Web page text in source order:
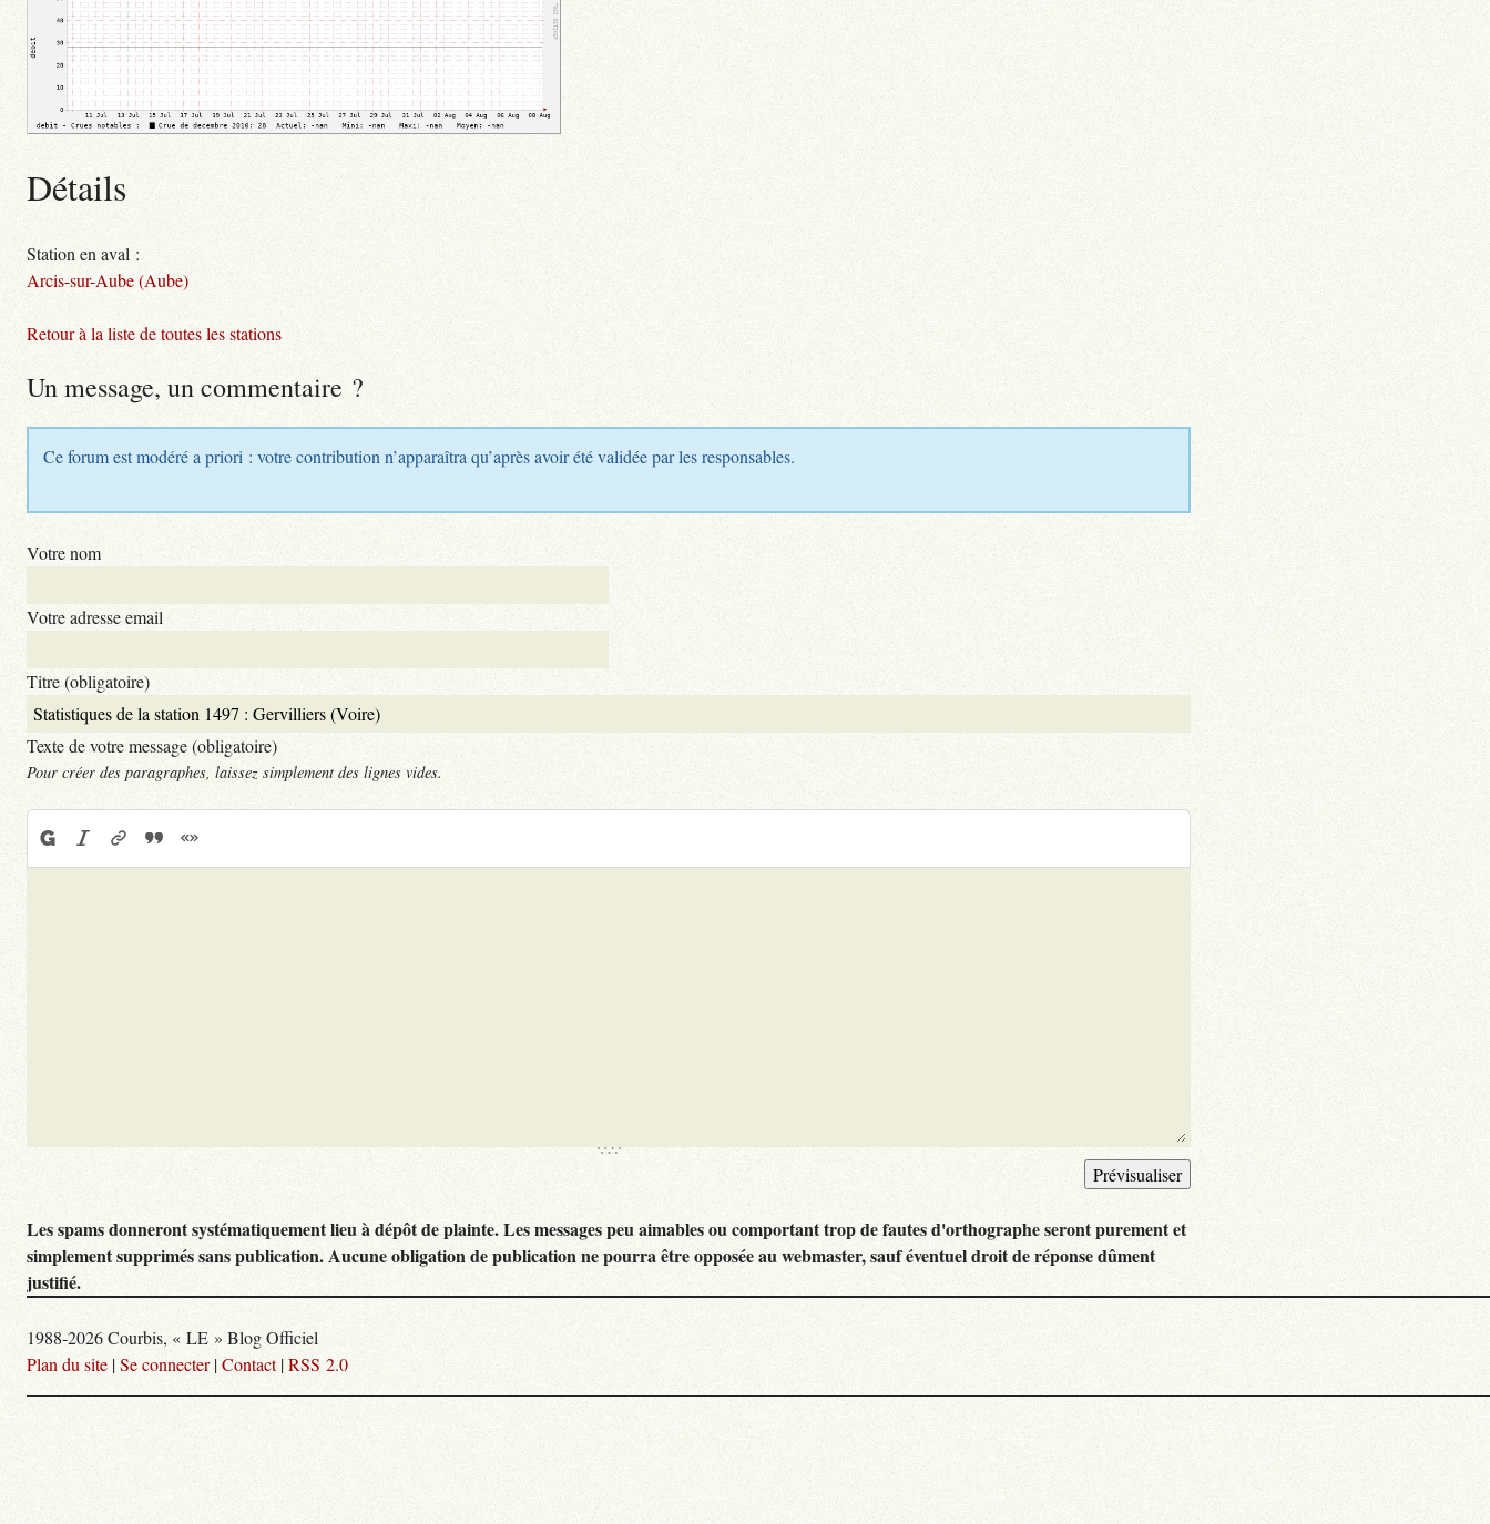
Détails
Station en aval :
Arcis-sur-Aube (Aube)
Retour à la liste de toutes les stations
Un message, un commentaire ?
Ce forum est modéré a priori : votre contribution n’apparaîtra qu’après avoir été validée par les responsables.
Votre nom
Votre adresse email
Titre (obligatoire)
Texte de votre message (obligatoire)
Pour créer des paragraphes, laissez simplement des lignes vides.
Les spams donneront systématiquement lieu à dépôt de plainte. Les messages peu aimables ou comportant trop de fautes d'orthographe seront purement et
simplement supprimés sans publication. Aucune obligation de publication ne pourra être opposée au webmaster, sauf éventuel droit de réponse dûment
justifié.
1988-2026 Courbis, « LE » Blog Officiel
Plan du site |Se connecter|Contact|RSS 2.0